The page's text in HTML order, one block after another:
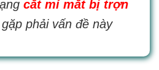
cắt mí mắt bị trợn
phải vấn đề này